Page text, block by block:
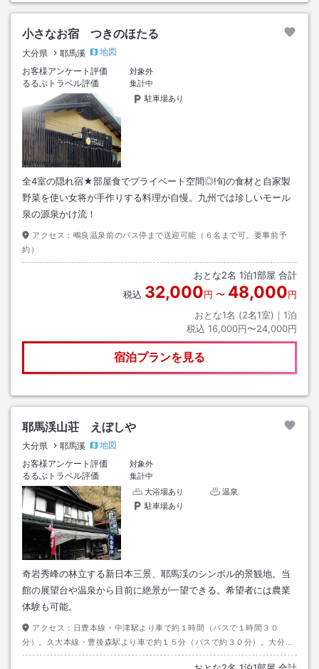
小さなお宿 つきのほたる
大分県 耶馬溪
地図
お客様アンケート評価
対象外
るるぶトラベル評価
集計中
駐車場あり
全4室の隠れ宿★部屋食でプライベート空間◎!旬の食材と自家製
野菜を使い女将が手作りする料理が自慢。九州では珍しいモール
泉の源泉かけ流！
アクセス： 鴫良温泉前のバス停まで送迎可能（６名まで可。要事前予
約）
おとな2名 1泊1部屋 合計
税込 32,000円 〜 48,000円
おとな1名 (2名1室)｜ 1泊
税込 16,000円〜24,000円
宿泊プランを見る
耶馬渓山荘 えぼしや
大分県 耶馬溪
地図
お客様アンケート評価
対象外
るるぶトラベル評価
集計中
大浴場あり
温泉
駐車場あり
奇岩秀峰の林立する新日本三景、耶馬渓のシンボル的景観地。当
館の展望台や温泉から目前に絶景が一望できる。希望者には農業
体験も可能。
アクセス： 日豊本線・中津駅より車で約１時間（バスで１時間３０
分）。久大本線・豊後森駅より車で約１５分（バスで約３０分）。大分自
動車道・玖珠インターより車で約１５分程度。